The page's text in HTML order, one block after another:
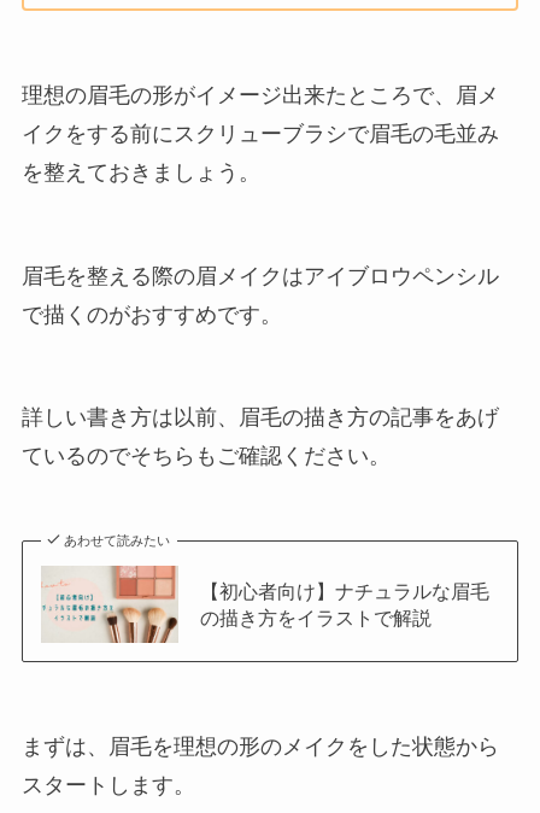
理想の眉毛の形がイメージ出来たところで、眉メ
イクをする前にスクリューブラシで眉毛の毛並み
を整えておきましょう。
眉毛を整える際の眉メイクはアイブロウペンシル
で描くのがおすすめです。
詳しい書き方は以前、眉毛の描き方の記事をあげ
ているのでそちらもご確認ください。
あわせて読みたい
【初心者向け】ナチュラルな眉毛
の描き方をイラストで解説
まずは、眉毛を理想の形のメイクをした状態から
スタートします。